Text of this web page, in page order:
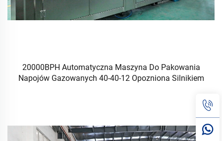
20000BPH Automatyczna Maszyna Do Pakowania
Napojów Gazowanych 40-40-12 Opozniona Silnikiem